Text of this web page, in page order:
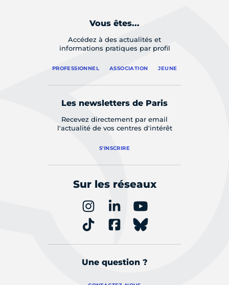
Vous êtes...
Accédez à des actualités et
informations pratiques par profil
PROFESSIONNEL ASSOCIATION JEUNE
Les newsletters de Paris
Recevez directement par email
l'actualité de vos centres d'intérêt
S'INSCRIRE
Sur les réseaux
Une question ?